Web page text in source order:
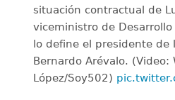
situación contractual de
viceministro de
lo define el presidente de
Bernardo Arévalo. (Video:
López/Soy502)